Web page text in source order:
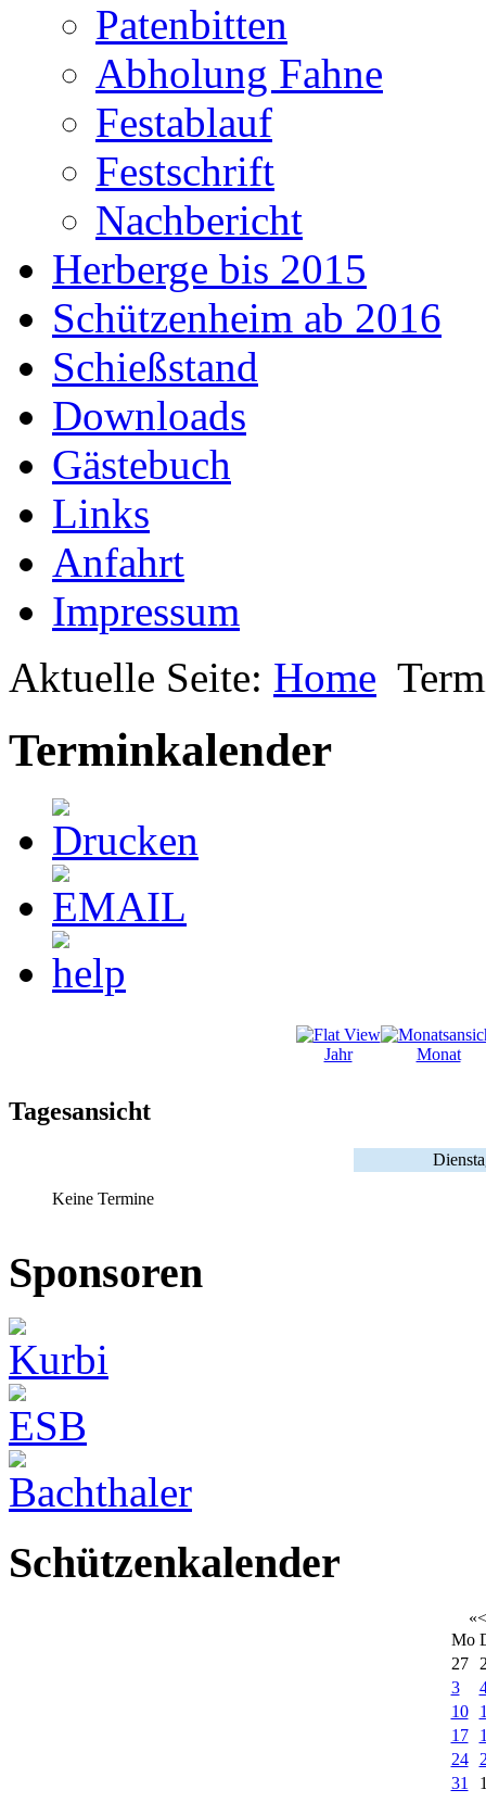
Patenbitten
Abholung Fahne
Festablauf
Festschrift
Nachbericht
Herberge bis 2015
Schützenheim ab 2016
Schießstand
Downloads
Gästebuch
Links
Anfahrt
Impressum
Aktuelle Seite: Home
Terminkalender
Jahr Monat
Tagesansicht
Keine Termine
Sponsoren
Schützenkalender
«<
Mo
27
3
10
17
24
31